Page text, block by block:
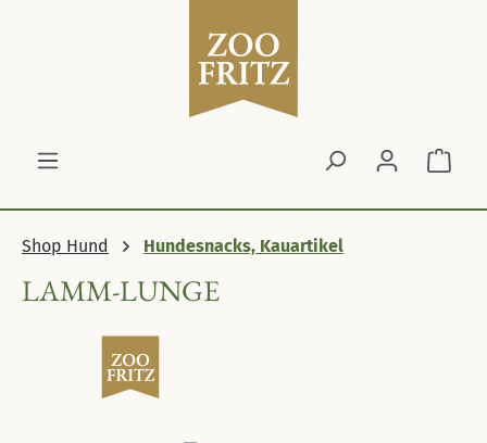
Shop Hund Hundesnacks, Kauartikel
LAMM-LUNGE